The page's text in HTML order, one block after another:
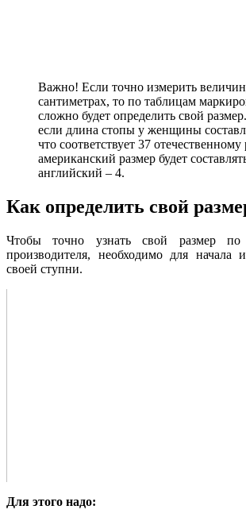
Важно! Если точно измерить
сантиметрах, то по таблицам
сложно будет определить свой
если длина стопы у женщины
что соответствует 37 отечественному
американский размер будет
английский – 4.
Как определить свой
Чтобы точно узнать свой размер по
производителя, необходимо для начала
своей ступни.
Для этого надо: